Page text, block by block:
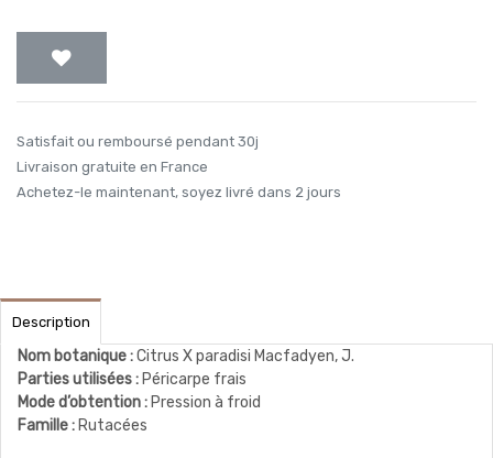
Satisfait ou remboursé pendant 30j
Livraison gratuite en France
Achetez-le maintenant, soyez livré dans 2 jours
Description
Nom botanique :Citrus X paradisi Macfadyen, J.
Parties utilisées : Péricarpe frais
Mode d’obtention : Pression à froid
Famille : Rutacées